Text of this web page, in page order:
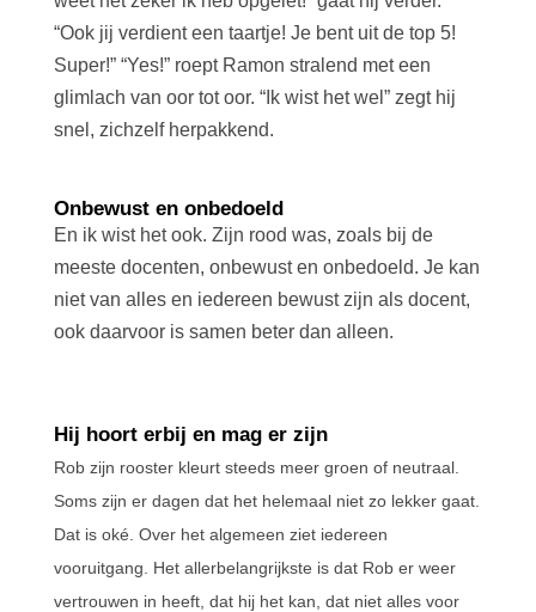
“Ook jij verdient een taartje! Je bent uit de top 5!
Super!” “Yes!” roept Ramon stralend met een
glimlach van oor tot oor. “Ik wist het wel” zegt hij
snel, zichzelf herpakkend.
Onbewust en onbedoeld
En ik wist het ook. Zijn rood was, zoals bij de
meeste docenten, onbewust en onbedoeld. Je kan
niet van alles en iedereen bewust zijn als docent,
ook daarvoor is samen beter dan alleen.
Hij hoort erbij en mag er zijn
Rob zijn rooster kleurt steeds meer groen of neutraal.
Soms zijn er dagen dat het helemaal niet zo lekker gaat.
Dat is oké. Over het algemeen ziet iedereen
vooruitgang. Het allerbelangrijkste is dat Rob er weer
vertrouwen in heeft, dat hij het kan, dat niet alles voor